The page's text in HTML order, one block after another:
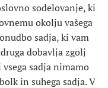
sodelovanje, ki
okolju vašega
sadja, ki vam
dobavlja zgolj
sadja nimamo
in suhega sadja. V